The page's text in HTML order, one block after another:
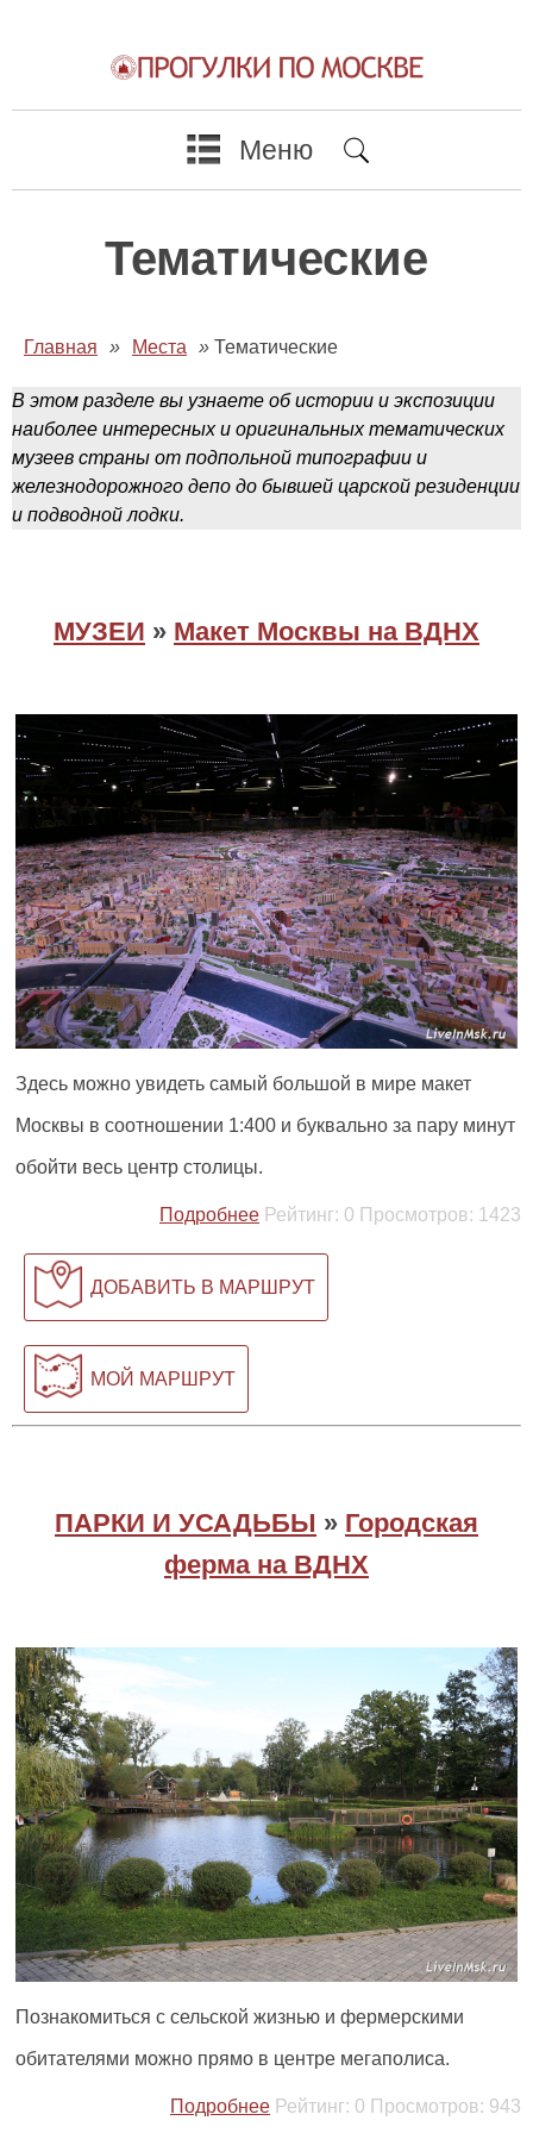
Меню
Тематические
Главная » Места » Тематические
В этом разделе вы узнаете об истории и экспозиции
наиболее интересных и оригинальных тематических
музеев страны от подпольной типографии и
железнодорожного депо до бывшей царской резиденции
и подводной лодки.
МУЗЕИ » Макет Москвы на ВДНХ
Здесь можно увидеть самый большой в мире макет
Москвы в соотношении 1:400 и буквально за пару минут
обойти весь центр столицы.
Подробнее Рейтинг: 0 Просмотров: 1423
ДОБАВИТЬ В МАРШРУТ
МОЙ МАРШРУТ
ПАРКИ И УСАДЬБЫ » Городская
ферма на ВДНХ
Познакомиться с сельской жизнью и фермерскими
обитателями можно прямо в центре мегаполиса.
Подробнее Рейтинг: 0 Просмотров: 943